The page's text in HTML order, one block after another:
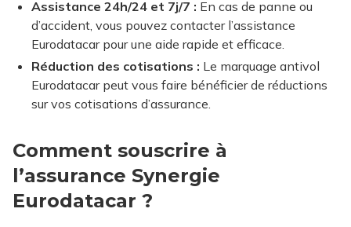
Assistance 24h/24 et 7j/7 : En cas de panne ou
d’accident, vous pouvez contacter l’assistance
Eurodatacar pour une aide rapide et efficace.
Réduction des cotisations : Le marquage antivol
Eurodatacar peut vous faire bénéficier de réductions
sur vos cotisations d’assurance.
Comment souscrire à
l’assurance Synergie
Eurodatacar ?